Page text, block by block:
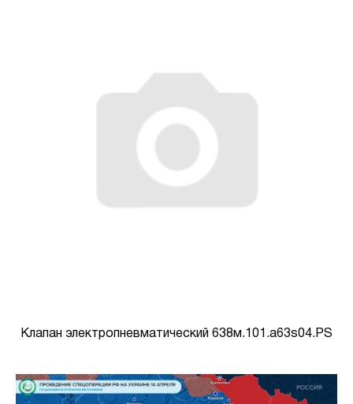
Клапан электропневматический 638м.101.а63s04.PS